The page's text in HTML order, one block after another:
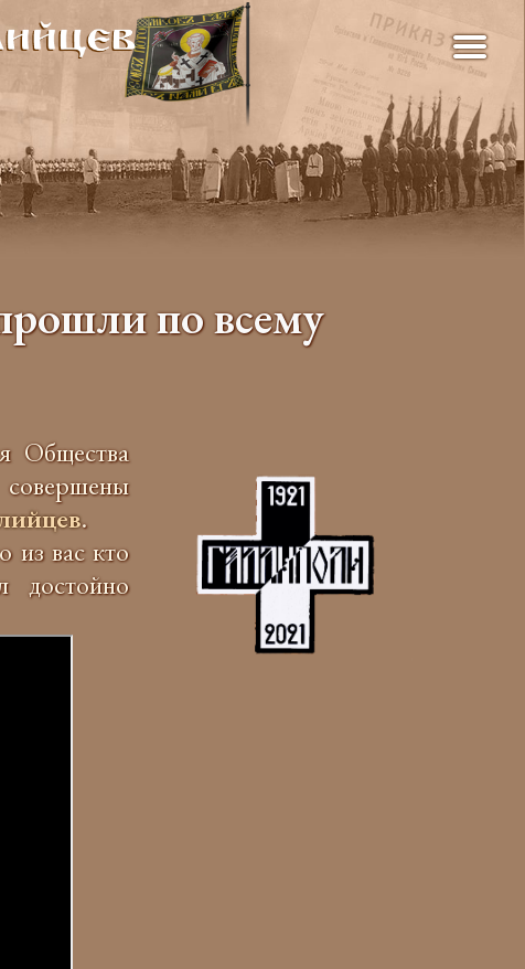
по всему
Общества
.
из вас кто
достойно